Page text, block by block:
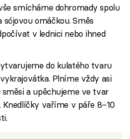
smícháme dohromady spolu
omáčkou. Směs
v lednici nebo ihned
do kulatého tvaru
Plníme vždy asi
a upěchujeme ve tvar
Knedlíčky vaříme v páře 8–10